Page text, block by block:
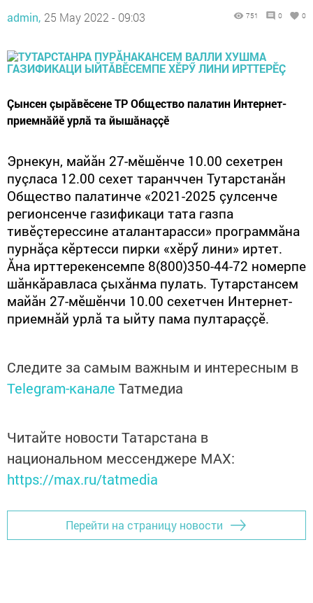
admin, 25 May 2022 - 09:03 751 0 0
Çынсен çырăвӗсене ТР Общество палатин Интернет-
приемнăйӗ урлă та йышăнаççӗ
Эрнекун, майăн 27-мӗшӗнче 10.00 сехетрен
пуçласа 12.00 сехет таранччен Тутарстанăн
Общество палатинче «2021-2025 çулсенче
регионсенче газификаци тата газпа
тивӗçтерессине аталантарасси» программăна
пурнăçа кӗртесси пирки «хӗрӳ лини» иртет.
Ăна ирттерекенсемпе 8(800)350-44-72 номерпе
шăнкăравласа çыхăнма пулать. Тутарстансем
майăн 27-мӗшӗнчи 10.00 сехетчен Интернет-
приемнăй урлă та ыйту пама пултараççӗ.
Следите за самым важным и интересным в
Telegram-канале Татмедиа
Читайте новости Татарстана в
национальном мессенджере MАХ:
https://max.ru/tatmedia
Перейти на страницу новости